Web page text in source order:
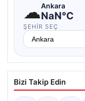
☁Ankara
NaN°C
ŞEHIR SEÇ
Bizi Takip Edin